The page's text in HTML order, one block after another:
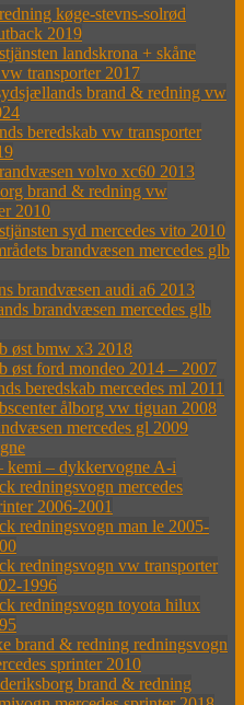
køge-stevns-solrød
2019
landskrona + skåne
transporter 2017
brand & redning vw
beredskab vw transporter
volvo xc60 2013
brand & redning vw
2010
syd mercedes vito 2010
brandvæsen mercedes glb
brandvæsen audi a6 2013
brandvæsen mercedes glb
øst bmw x3 2018
øst ford mondeo 2014 – 2007
beredskab mercedes ml 2011
ålborg vw tiguan 2008
mercedes gl 2009
kemi – dykkervogne A-i
redningsvogn mercedes
2006-2001
redningsvogn man le 2005-
redningsvogn vw transporter
1996
redningsvogn toyota hilux
brand & redning redningsvogn
sprinter 2010
brand & redning